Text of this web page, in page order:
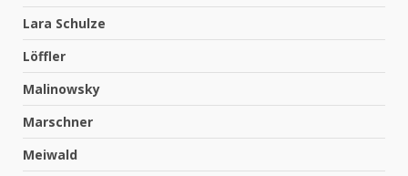
Lara Schulze
Löffler
Malinowsky
Marschner
Meiwald